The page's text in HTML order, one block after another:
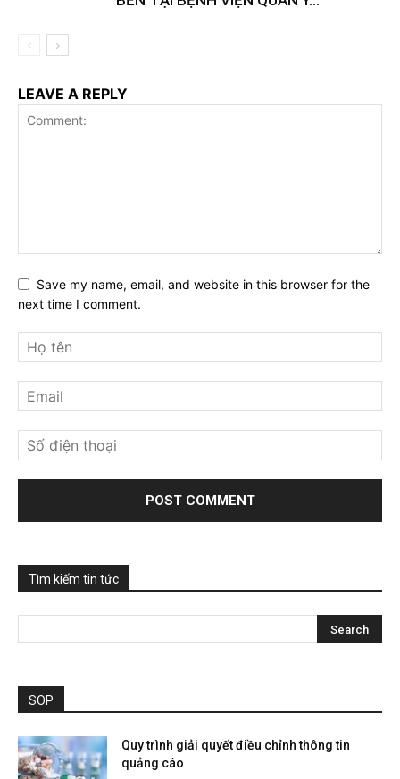
LEAVE A REPLY
Save my name, email, and website in this browser for the
next time I comment.
Tìm kiếm tin tức
SOP
Quy trình giải quyết điều chỉnh thông tin
quảng cáo